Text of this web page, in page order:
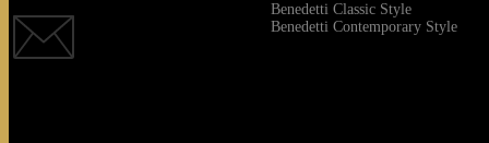
Benedetti Classic Style
Benedetti Contemporary Style